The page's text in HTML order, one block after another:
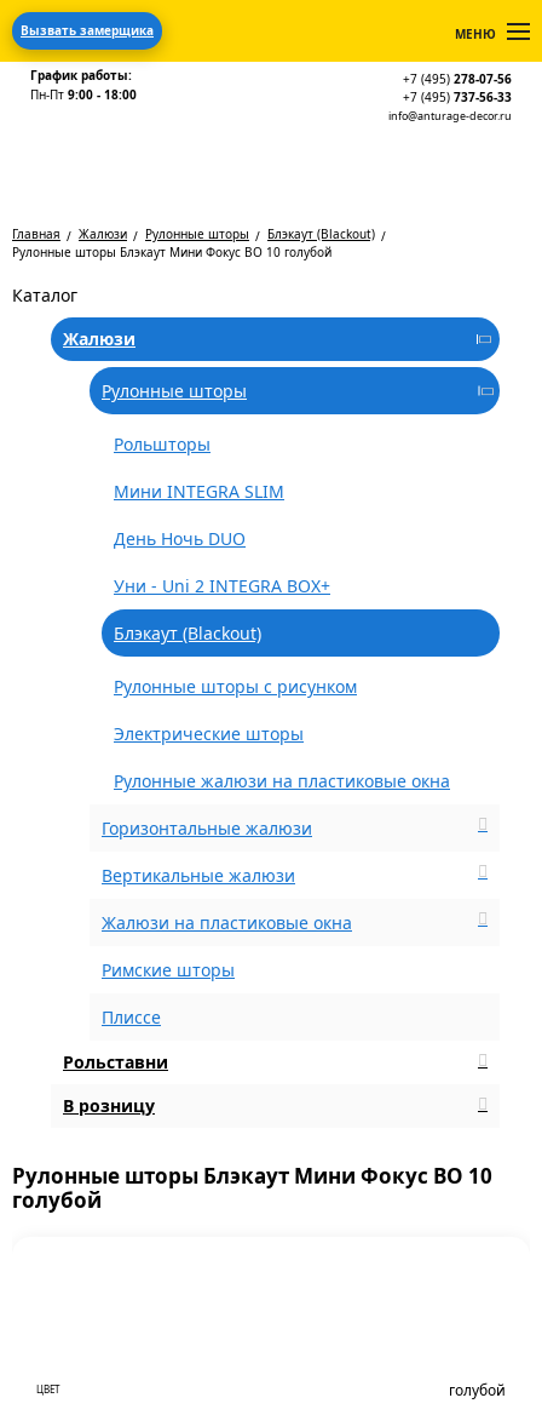
Вызвать замерщика МЕНЮ
График работы:
Пн-Пт 9:00 - 18:00
+7 (495) 278-07-56
+7 (495) 737-56-33
info@anturage-decor.ru
Главная Жалюзи Рулонные шторы
Блэкаут (Blackout)
Рулонные шторы Блэкаут Мини Фокус BO 10 голубой
Каталог
Жалюзи
Рулонные шторы
Рольшторы
Мини INTEGRA SLIM
День Ночь DUO
Уни - Uni 2 INTEGRA BOX+
Блэкаут (Blackout)
Рулонные шторы с рисунком
Электрические шторы
Рулонные жалюзи на пластиковые окна
Горизонтальные жалюзи
Вертикальные жалюзи
Жалюзи на пластиковые окна
Римские шторы
Плиссе
Рольставни
В розницу
Рулонные шторы Блэкаут Мини Фокус BO 10
голубой
ЦВЕТ голубой